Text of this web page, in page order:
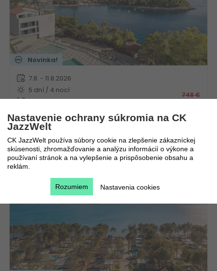
Novinka!
7.8. - 11.8.2026
5 dní / 4 nocí
Polpenzia
Vlastná
748€
Aminess Camping Villas & Holiday Homes Avalona
Kvarner
Nastavenie ochrany súkromia na CK
JazzWelt
CK JazzWelt používa súbory cookie na zlepšenie zákazníckej
skúsenosti, zhromažďovanie a analýzu informácií o výkone a
používaní stránok a na vylepšenie a prispôsobenie obsahu a
reklám.
Nastavenia cookies
Rozumiem